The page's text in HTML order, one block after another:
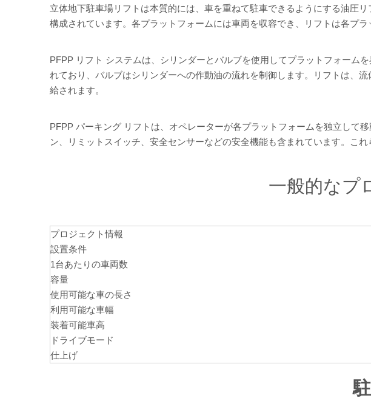
立体地下駐車場リフトは本質的には、車を重ねて駐車できるようにする油圧
構成されています。各プラットフォームには車両を収容でき、リフトは各プ
PFPP リフト システムは、シリンダーとバルブを使用してプラットフォーム
れており、バルブはシリンダーへの作動油の流れを制御します。リフトは、
給されます。
PFPP パーキング リフトは、オペレーターが各プラットフォームを独立して
ン、リミットスイッチ、安全センサーなどの安全機能も含まれています。こ
一般的なプ
プロジェクト情報
設置条件
1台あたりの車両数
容量
使用可能な車の長さ
利用可能な車幅
装着可能車高
ドライブモード
仕上げ